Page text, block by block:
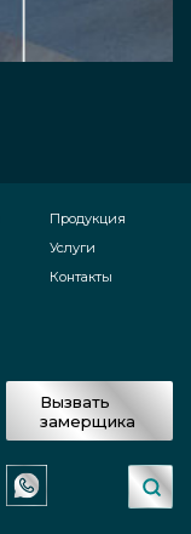
Продукция
Услуги
Контакты
Вызвать
замерщика